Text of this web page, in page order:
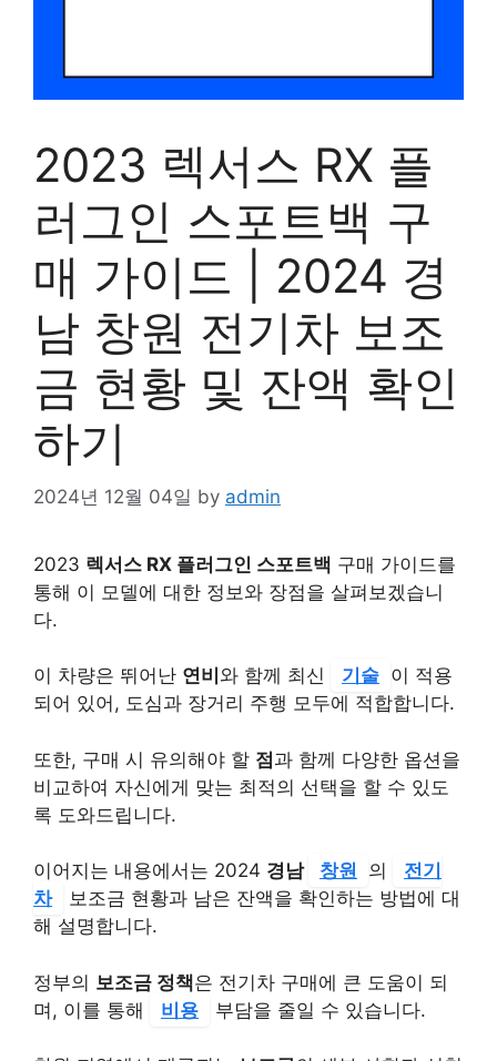
2023 렉서스 RX 플
러그인 스포트백 구
매 가이드 | 2024 경
남 창원 전기차 보조
금 현황 및 잔액 확인
하기
2024년 12월 04일 by admin
2023 렉서스 RX 플러그인 스포트백 구매 가이드를
통해 이 모델에 대한 정보와 장점을 살펴보겠습니
다.
이 차량은 뛰어난 연비 와 함께 최신 기술 이 적용
되어 있어, 도심과 장거리 주행 모두에 적합합니다.
또한, 구매 시 유의해야 할 점과 함께 다양한 옵션을
비교하여 자신에게 맞는 최적의 선택을 할 수 있도
록 도와드립니다.
이어지는 내용에서는 2024 경남 창원 의
전기
차
보조금 현황과 남은 잔액을 확인하는 방법에 대
해 설명합니다.
정부의 보조금 정책은 전기차 구매에 큰 도움이 되
며, 이를 통해
비용 부담을 줄일 수 있습니다.